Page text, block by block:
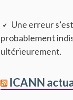
Une erreur
probablement
ultérieurement.
ICANN